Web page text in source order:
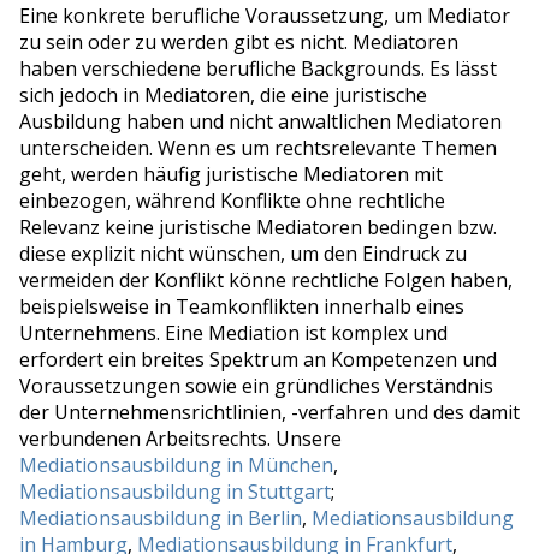
Eine konkrete berufliche Voraussetzung, um Mediator
zu sein oder zu werden gibt es nicht. Mediatoren
haben verschiedene berufliche Backgrounds. Es lässt
sich jedoch in Mediatoren, die eine juristische
Ausbildung haben und nicht anwaltlichen Mediatoren
unterscheiden. Wenn es um rechtsrelevante Themen
geht, werden häufig juristische Mediatoren mit
einbezogen, während Konflikte ohne rechtliche
Relevanz keine juristische Mediatoren bedingen bzw.
diese explizit nicht wünschen, um den Eindruck zu
vermeiden der Konflikt könne rechtliche Folgen haben,
beispielsweise in Teamkonflikten innerhalb eines
Unternehmens. Eine Mediation ist komplex und
erfordert ein breites Spektrum an Kompetenzen und
Voraussetzungen sowie ein gründliches Verständnis
der Unternehmensrichtlinien, -verfahren und des damit
verbundenen Arbeitsrechts. Unsere
Mediationsausbildung in München,
Mediationsausbildung in Stuttgart;
Mediationsausbildung in Berlin, Mediationsausbildung
in Hamburg, Mediationsausbildung in Frankfurt,